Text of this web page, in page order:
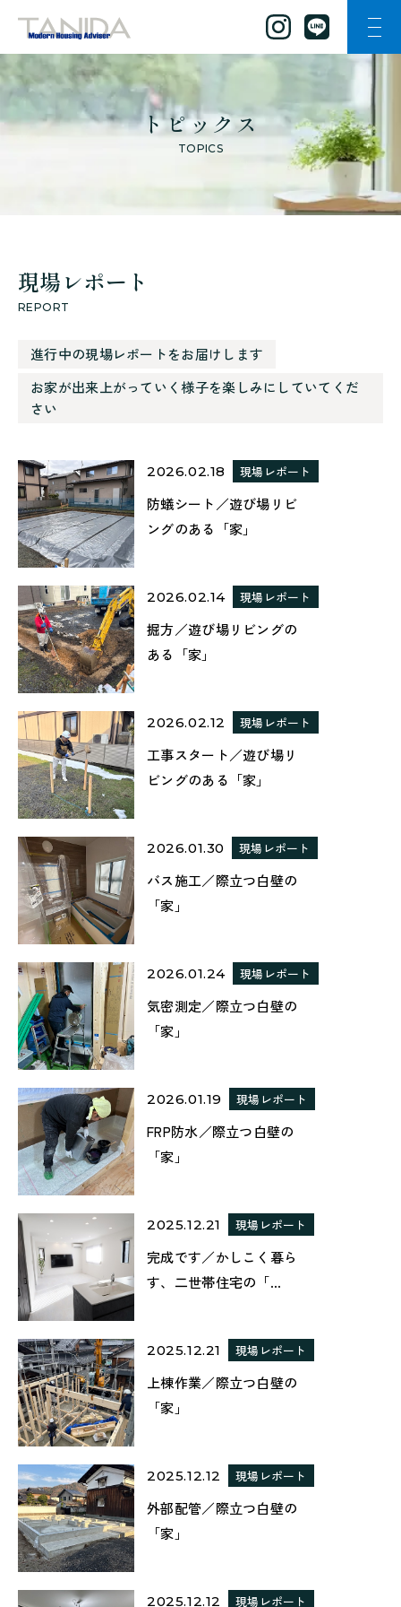
谷田工務店のトップページへ移動
ナビ
トピックス
TOPICS
現場レポート
REPORT
進行中の現場レポートをお届けします
お家が出来上がっていく様子を楽しみにしていてくだ
さい
2026.02.18 現場レポート
防蟻シート／遊び場リビ
ングのある「家」
2026.02.14 現場レポート
掘方／遊び場リビングの
ある「家」
2026.02.12 現場レポート
工事スタート／遊び場リ
ビングのある「家」
2026.01.30 現場レポート
バス施工／際立つ白壁の
「家」
2026.01.24 現場レポート
気密測定／際立つ白壁の
「家」
2026.01.19 現場レポート
FRP防水／際立つ白壁の
「家」
2025.12.21 現場レポート
完成です／かしこく暮ら
す、二世帯住宅の「...
2025.12.21 現場レポート
上棟作業／際立つ白壁の
「家」
2025.12.12 現場レポート
外部配管／際立つ白壁の
「家」
2025.12.12 現場レポート